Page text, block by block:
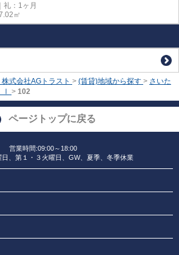
礼：1ヶ月
㎡
式会社AGトラスト > (賃貸)地域から探す > さいた
Ⅰ > 102
ページトップに戻る
営業時間:09:00～18:00
、第１・３火曜日、GW、夏季、冬季休業